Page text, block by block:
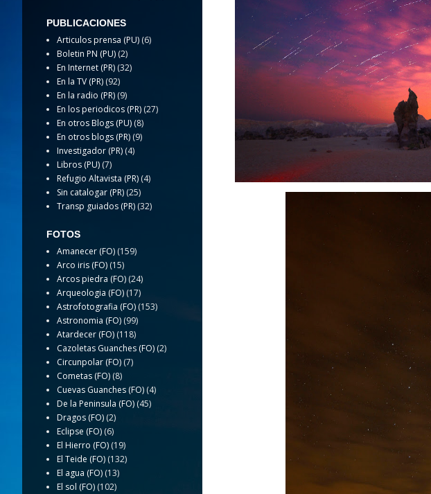
PUBLICACIONES
Articulos prensa (PU) (6)
Boletin PN (PU) (2)
En Internet (PR) (32)
En la TV (PR) (92)
En la radio (PR) (9)
En los periodicos (PR) (27)
En otros Blogs (PU) (8)
En otros blogs (PR) (9)
Investigador (PR) (4)
Libros (PU) (7)
Refugio Altavista (PR) (4)
Sin catalogar (PR) (25)
Transp guiados (PR) (32)
FOTOS
Amanecer (FO) (159)
Arco iris (FO) (15)
Arcos piedra (FO) (24)
Arqueologia (FO) (17)
Astrofotografia (FO) (153)
Astronomia (FO) (99)
Atardecer (FO) (118)
Cazoletas Guanches (FO) (2)
Circunpolar (FO) (7)
Cometas (FO) (8)
Cuevas Guanches (FO) (4)
De la Peninsula (FO) (45)
Dragos (FO) (2)
Eclipse (FO) (6)
El Hierro (FO) (19)
El Teide (FO) (132)
El agua (FO) (13)
El sol (FO) (102)